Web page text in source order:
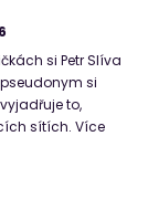
si Petr Slíva
si
to,
sítích. Více